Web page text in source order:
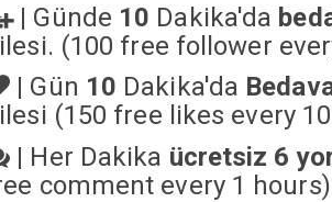
| Günde 10 Dakika'da
(100 free follower
| Gün 10 Dakika'da
(150 free likes every
| Her Dakika ücretsiz 6
comment every 1 hours)